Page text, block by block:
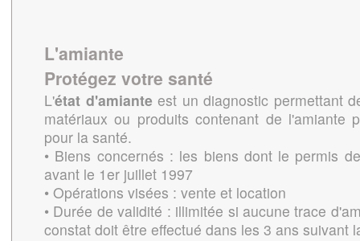
L'amiante
Protégez votre santé
L'état d'amiante est un diagnostic permettant
matériaux ou produits contenant de l'amiante
pour la santé.
• Biens concernés : les biens dont le permis
avant le 1er juillet 1997
• Opérations visées : vente et location
• Durée de validité : illimitée si aucune trace
constat doit être effectué dans les 3 ans suivant